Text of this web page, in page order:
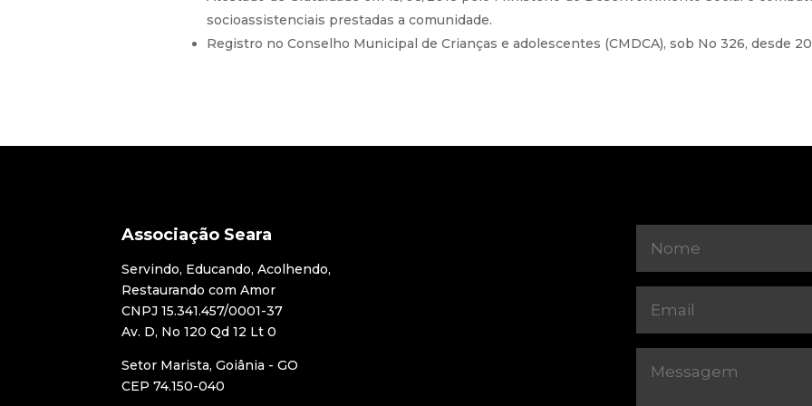
socioassistenciais prestadas a comunidade.
Registro no Conselho Municipal de Crianças e adolescentes (CMDCA), sob No 326, desde
Associação Seara
Servindo, Educando, Acolhendo,
Restaurando com Amor
CNPJ 15.341.457/0001-37
Av. D, No 120 Qd 12 Lt 0
Setor Marista, Goiânia - GO
CEP 74.150-040